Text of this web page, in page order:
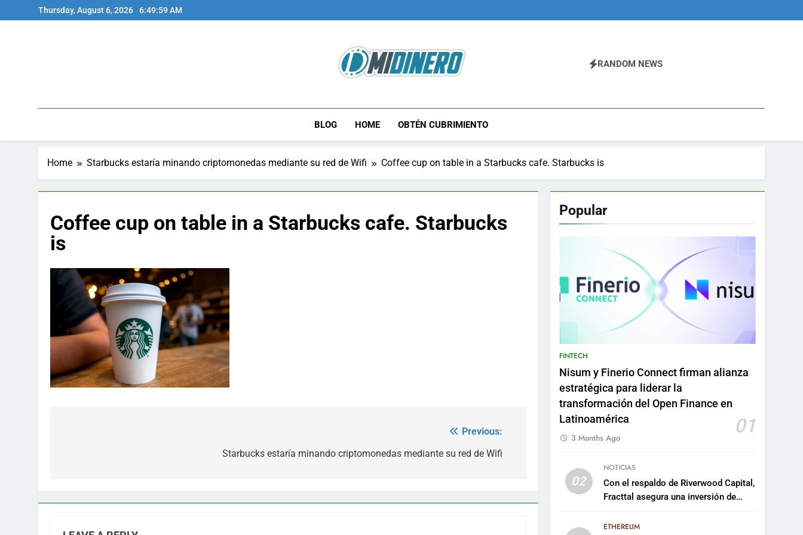
to
Thursday, August 6, 2026 6:49:59 AM
Midinero.co
RANDOM NEWS
BLOG HOME OBTÉN CUBRIMIENTO
Home Starbucks estaría minando criptomonedas mediante su red de Wifi Coffee cup on table in a Starbucks cafe. Starbucks is
Coffee cup on table in a Starbucks cafe. Starbucks
is
Previous:
Starbucks estaría minando criptomonedas mediante su red de Wifi
Popular
FINTECH
Nisum y Finerio Connect firman alianza
estratégica para liderar la
transformación del Open Finance en
Latinoamérica
01
3 Months Ago
02
NOTICIAS
Con el respaldo de Riverwood Capital,
Fracttal asegura una inversión de
plataforma
ETHEREUM